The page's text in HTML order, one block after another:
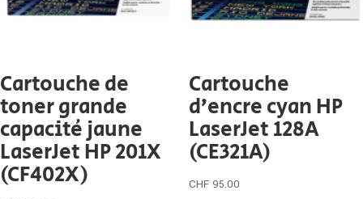
Cartouche de
toner grande
capacité jaune
LaserJet HP 201X
(CF402X)
Cartouche
d’encre cyan HP
LaserJet 128A
(CE321A)
CHF 95.00